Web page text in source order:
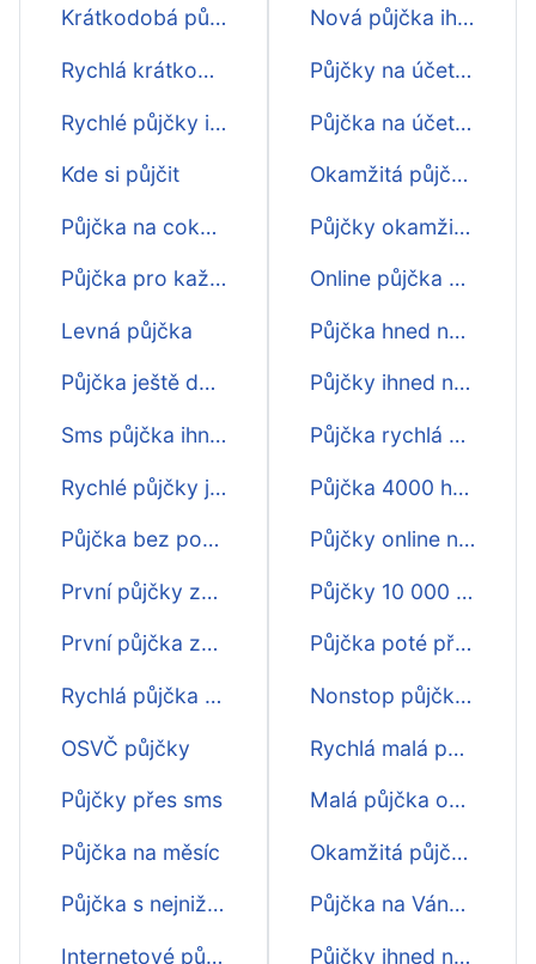
Krátkodobá půjčka ihned
Rychlá krátkodobá půjčka
Rychlé půjčky ihned
Kde si půjčit
Půjčka na cokoliv
Půjčka pro každého
Levná půjčka
Půjčka ještě dnes
Sms půjčka ihned
Rychlé půjčky ještě dnes
Půjčka bez poplatku
První půjčky zdarma
První půjčka zdarma
Rychlá půjčka přes internet
OSVČ půjčky
Půjčky přes sms
Půjčka na měsíc
Půjčka s nejnižším úrokem
Internetové půjčky
Nová půjčka ihned na účet
Půjčky na účet nonstop
Půjčka na účet ihned bez poplatku
Okamžitá půjčka na účet non stop
Půjčky okamžité na účet
Online půjčka nonstop ihned na účet
Půjčka hned na účet před výplatou
Půjčky ihned na účet bez čekání
Půjčka rychlá hned na účet
Půjčka 4000 hned na účet
Půjčky online na účet
Půjčky 10 000 ihned na účet
Půjčka poté přes sms hned na účet
Nonstop půjčka na účet
Rychlá malá půjčka na účet
Malá půjčka online na účet
Okamžitá půjčka na účet hned
Půjčka na Vánoce hned na účet
Půjčky ihned na účet do výplaty